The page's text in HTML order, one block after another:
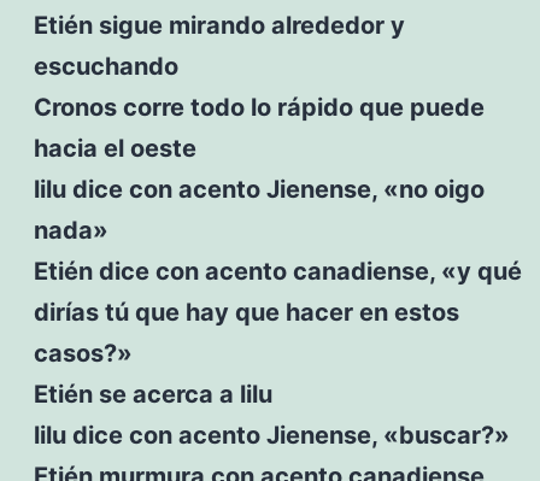
Etién sigue mirando alrededor y
escuchando
Cronos corre todo lo rápido que puede
hacia el oeste
lilu dice con acento Jienense, «no oigo
nada»
Etién dice con acento canadiense, «y qué
dirías tú que hay que hacer en estos
casos?»
Etién se acerca a lilu
lilu dice con acento Jienense, «buscar?»